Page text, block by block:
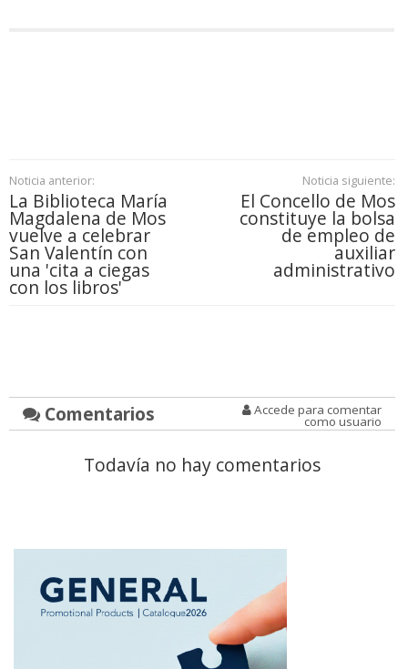
Noticia anterior:
La Biblioteca María
Magdalena de Mos
vuelve a celebrar
San Valentín con
una 'cita a ciegas
con los libros'
Noticia siguiente:
El Concello de Mos
constituye la bolsa
de empleo de
auxiliar
administrativo
Comentarios Accede para comentar
como usuario
Todavía no hay comentarios